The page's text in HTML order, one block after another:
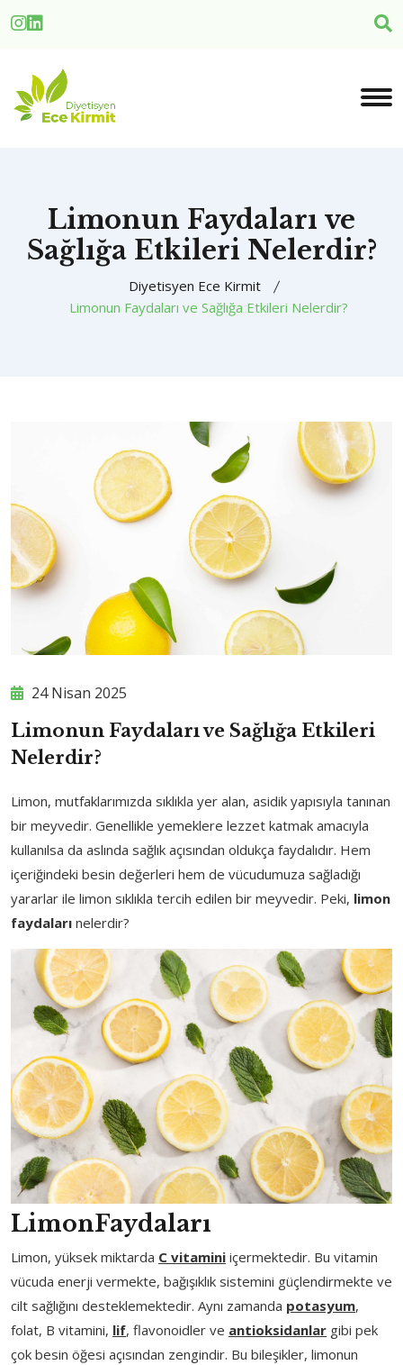
Limonun Faydaları ve
Sağlığa Etkileri Nelerdir?
Diyetisyen Ece Kirmit
Limonun Faydaları ve Sağlığa Etkileri Nelerdir?
24 Nisan 2025
Limonun Faydaları ve Sağlığa Etkileri
Nelerdir?
Limon, mutfaklarımızda sıklıkla yer alan, asidik yapısıyla tanınan
bir meyvedir. Genellikle yemeklere lezzet katmak amacıyla
kullanılsa da aslında sağlık açısından oldukça faydalıdır. Hem
içeriğindeki besin değerleri hem de vücudumuza sağladığı
yararlar ile limon sıklıkla tercih edilen bir meyvedir. Peki, limon
faydaları nelerdir?
LimonFaydaları
Limon, yüksek miktarda C vitamini içermektedir. Bu vitamin
vücuda enerji vermekte, bağışıklık sistemini güçlendirmekte ve
cilt sağlığını desteklemektedir. Aynı zamanda potasyum,
folat, B vitamini, lif, flavonoidler ve antioksidanlar gibi pek
çok besin öğesi açısından zengindir. Bu bileşikler, limonun